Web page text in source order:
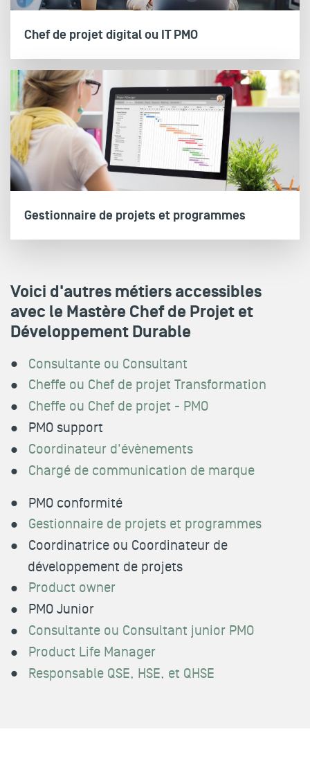
Chef de projet digital ou IT PMO
Gestionnaire de projets et programmes
Voici d'autres métiers accessibles
avec le Mastère Chef de Projet et
Développement Durable
Consultante ou Consultant
Cheffe ou Chef de projet Transformation
Cheffe ou Chef de projet - PMO
PMO support
Coordinateur d'évènements
Chargé de communication de marque
PMO conformité
Gestionnaire de projets et programmes
Coordinatrice ou Coordinateur de
développement de projets
Product owner
PMO Junior
Consultante ou Consultant junior PMO
Product Life Manager
Responsable QSE, HSE, et QHSE